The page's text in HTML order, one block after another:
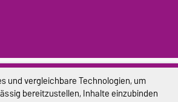
Impressum
Datenschutz
und vergleichbare Technologien, um
bereitzustellen, Inhalte einzubinden